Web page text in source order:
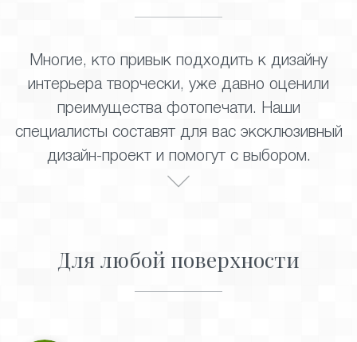
Многие, кто привык подходить к дизайну
интерьера творчески, уже давно оценили
преимущества фотопечати. Наши
специалисты составят для вас эксклюзивный
дизайн-проект и помогут с выбором.
Для любой поверхности